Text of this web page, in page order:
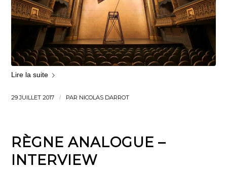
Lire la suite
29 JUILLET 2017 / PAR NICOLAS DARROT
RÈGNE ANALOGUE –
INTERVIEW